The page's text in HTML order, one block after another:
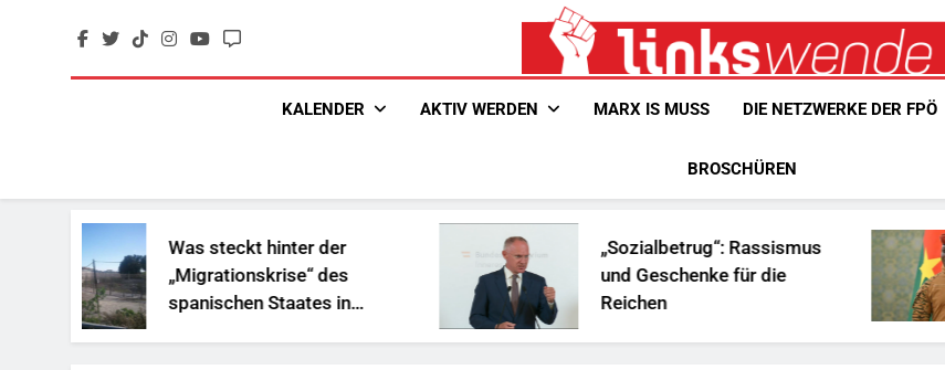
Linkswende Jetzt!
KALENDER AKTIV WERDEN MARX IS MUSS DIE NETZWERKE DER FPÖ
BROSCHÜREN
Was steckt hinter der
„Migrationskrise“ des
spanischen Staates in
Nordafrika?
„Sozialbetrug“: Rassismus
und Geschenke für die
Reichen